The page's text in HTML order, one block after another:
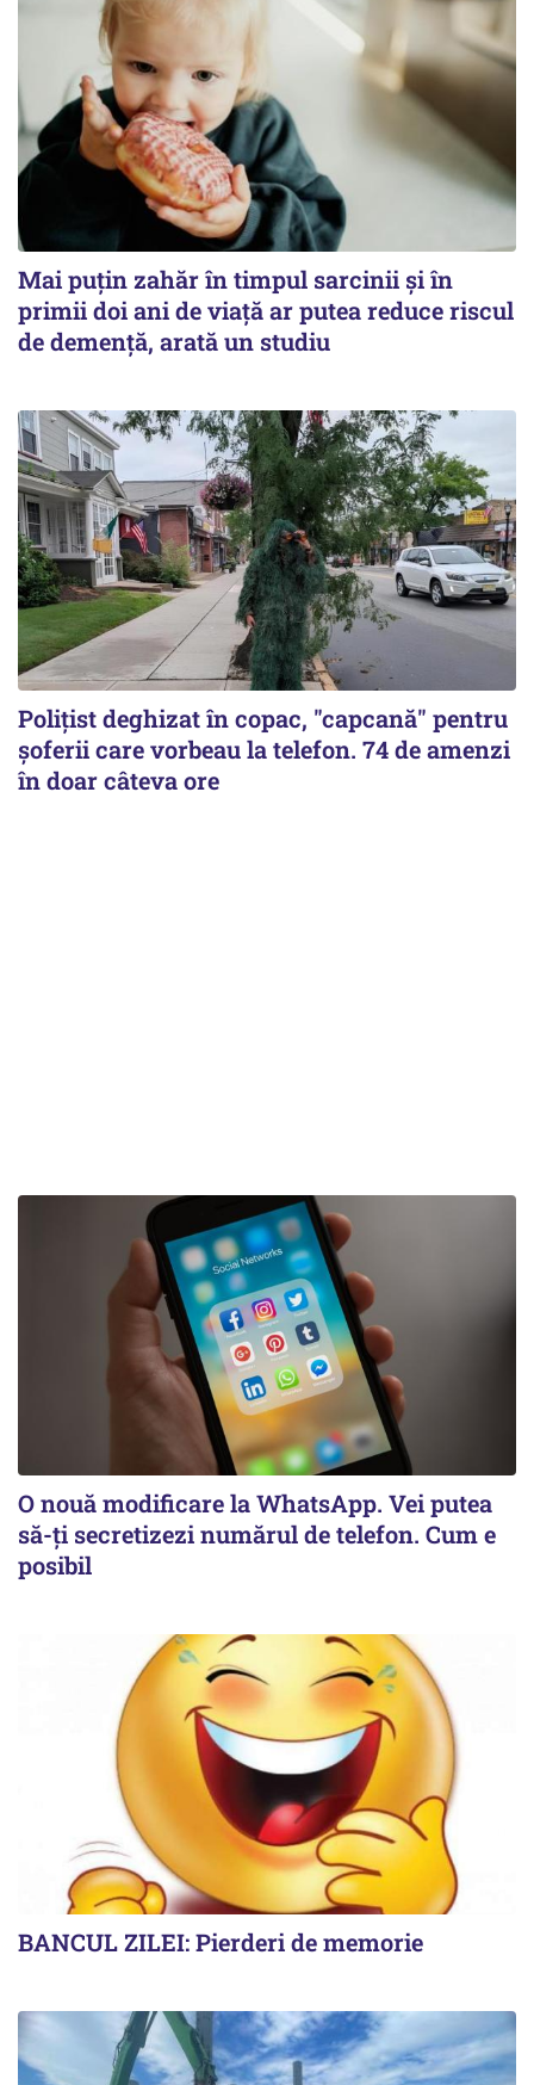
Mai puțin zahăr în timpul sarcinii și în
primii doi ani de viață ar putea reduce riscul
de demență, arată un studiu
Polițist deghizat în copac, "capcană" pentru
șoferii care vorbeau la telefon. 74 de amenzi
în doar câteva ore
O nouă modificare la WhatsApp. Vei putea
să-ți secretizezi numărul de telefon. Cum e
posibil
BANCUL ZILEI: Pierderi de memorie